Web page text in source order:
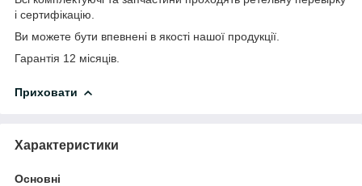
і сертифікацію.
Ви можете бути впевнені в якості нашої продукції.
Гарантія 12 місяців.
Приховати
Характеристики
Основні